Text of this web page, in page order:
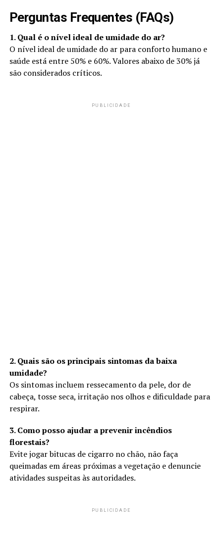
Perguntas Frequentes (FAQs)
1. Qual é o nível ideal de umidade do ar?
O nível ideal de umidade do ar para conforto humano e
saúde está entre 50% e 60%. Valores abaixo de 30% já
são considerados críticos.
PUBLICIDADE
2. Quais são os principais sintomas da baixa
umidade?
Os sintomas incluem ressecamento da pele, dor de
cabeça, tosse seca, irritação nos olhos e dificuldade para
respirar.
3. Como posso ajudar a prevenir incêndios
florestais?
Evite jogar bitucas de cigarro no chão, não faça
queimadas em áreas próximas a vegetação e denuncie
atividades suspeitas às autoridades.
PUBLICIDADE